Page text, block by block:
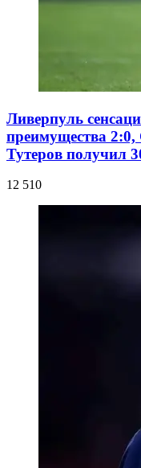
Ливерпуль
преимущества 2:0,
Тутеров получил
12 510